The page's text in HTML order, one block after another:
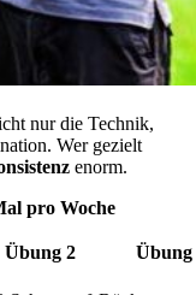
nur die Technik,
Wer gezielt
enorm.
pro Woche
Übung 2 Übung